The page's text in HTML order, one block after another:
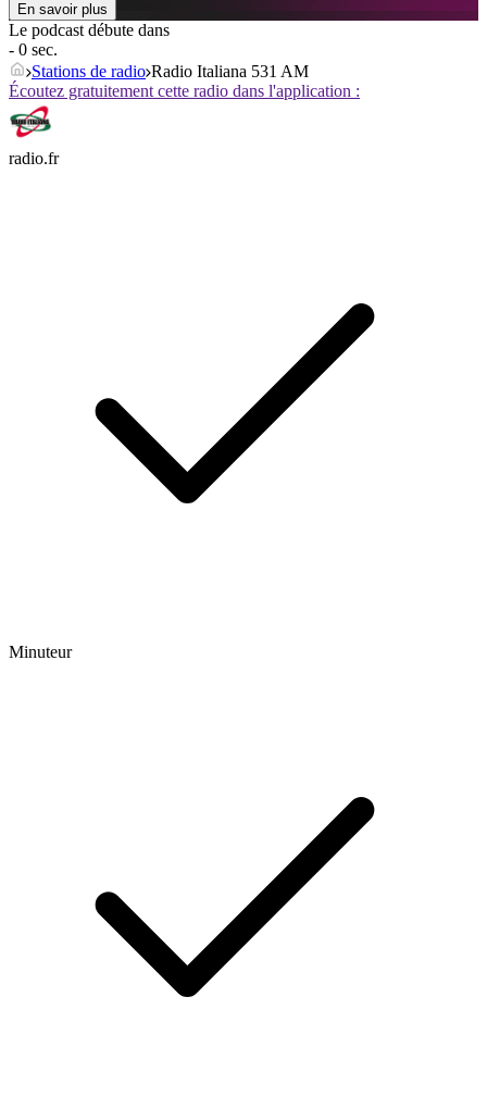
En savoir plus
Le podcast débute dans
- 0 sec.
Stations de radio Radio Italiana 531 AM
Écoutez gratuitement cette radio dans l'application :
radio.fr
Minuteur